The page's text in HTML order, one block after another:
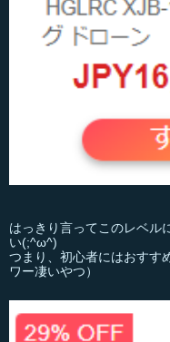
はっきり言ってこのレベル
い(;^ω^)
つまり、初心者にはおすす
ワー凄いやつ）